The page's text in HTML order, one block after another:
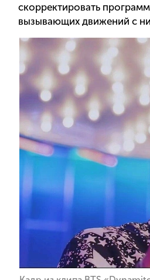
скорректировать
вызывающих движений с